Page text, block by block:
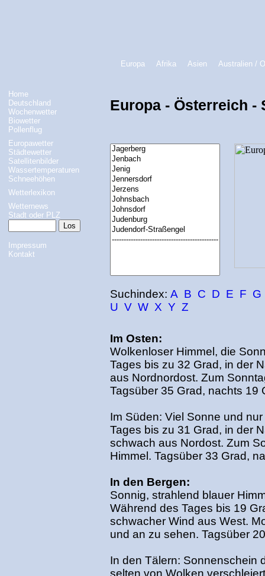
Europa Afrika Asien Australien /
Home
Deutschland
Wochenwetter
Biowetter
Pollenflug
Europawetter
Städtewetter
Satellitenbilder
Wassertemperaturen
Schneehöhen
Wetterlexikon
Wetternews
Stadt oder PLZ
Impressum
Kontakt
Europa - Österreich -
Suchindex: A B C D E F G
U V W X Y Z
Im Osten:
Wolkenloser Himmel, die
Tages bis zu 32 Grad, in der
aus Nordnordost. Zum
Tagsüber 35 Grad, nachts 19
Im Süden: Viel Sonne und
Tages bis zu 31 Grad, in der
schwach aus Nordost. Zum
Himmel. Tagsüber 33 Grad,
In den Bergen:
Sonnig, strahlend blauer
Während des Tages bis 19
schwacher Wind aus West.
und an zu sehen. Tagsüber
In den Tälern: Sonnenschein
selten von Wolken